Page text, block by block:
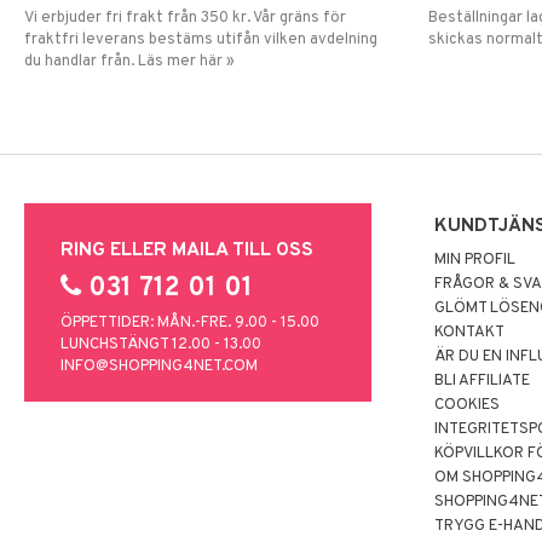
Vi erbjuder fri frakt från 350 kr. Vår gräns för
fraktfri leverans bestäms utifån vilken avdelning
du handlar från. Läs mer här »
Beställningar
skickas
RING ELLER MAILA TILL OSS
031 712 01 01
ÖPPETTIDER: MÅN.-FRE. 9.00 - 15.00
LUNCHSTÄNGT 12.00 - 13.00
INFO@SHOPPING4NET.COM
MIN PROFIL
FRÅGOR &
GLÖMT
KONTAKT
ÄR DU EN
BLI AFFILIATE
COOKIES
KÖPVILLKOR
OM
TRYGG E-